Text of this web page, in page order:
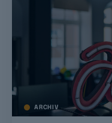
ARCHIV